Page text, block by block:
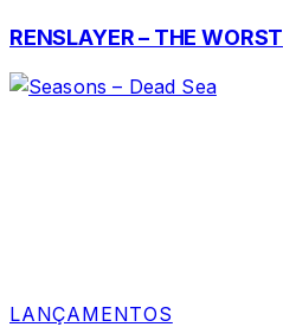
RENSLAYER – THE WORST
LANÇAMENTOS